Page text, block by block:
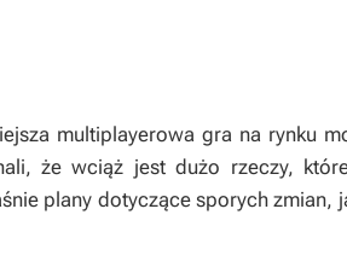
multiplayerowa gra na rynku
że wciąż jest dużo rzeczy,
plany dotyczące sporych zmian,